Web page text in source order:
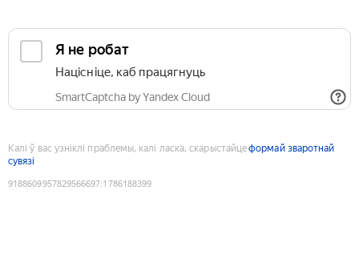
Я не робат
Націсніце, каб працягнуць
SmartCaptcha by Yandex Cloud
Калі ў вас узніклі праблемы, калі ласка, скарыстайцеформай зваротнай
сувязі
9188609957829566697:1786188399